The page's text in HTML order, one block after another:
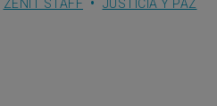
ZENIT STAFF JUSTICIA Y PAZ